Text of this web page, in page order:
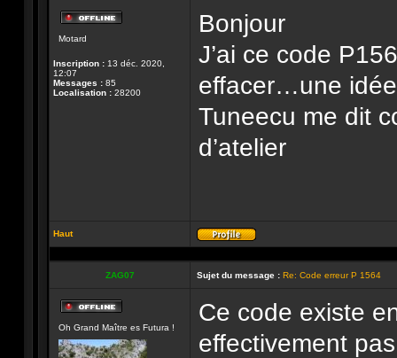
Motard
Inscription : 13 déc. 2020,
12:07
Messages : 85
Localisation : 28200
Bonjour
J’ai ce code
effacer…une
Tuneecu me dit
d’atelier
Haut
Profil
ZAG07 Sujet du message : Re: Code erreur P 1564
ligne
Oh Grand Maître es Futura !
Ce code existe
effectivement